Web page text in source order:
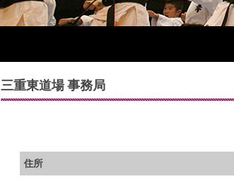
三重東道場 事務局
住所